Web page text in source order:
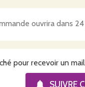
ouvrira dans 24
pour recevoir un
SUIVRE